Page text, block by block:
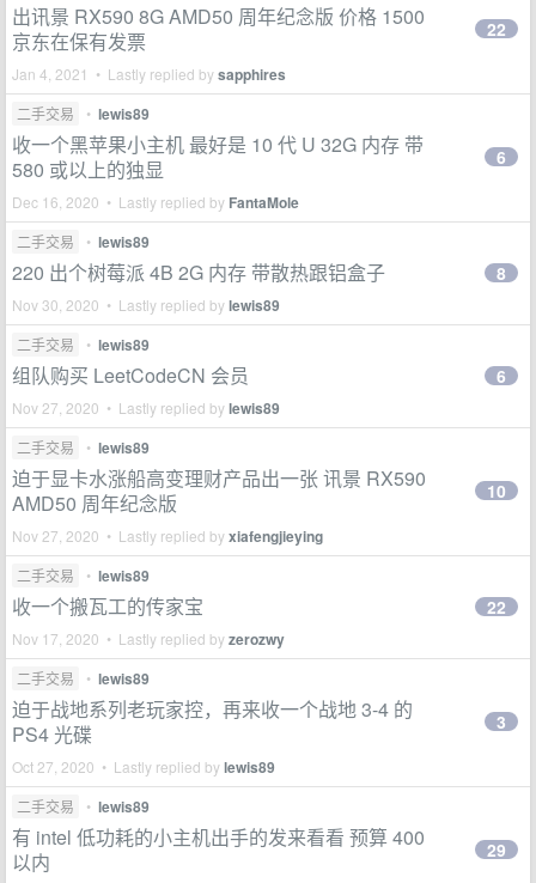
出讯景 RX590 8G AMD50 周年纪念版 价格 1500
京东在保有发票
Jan 4, 2021 • Lastly replied bysapphires
22
二手交易 • lewis89
收一个黑苹果小主机 最好是 10 代 U 32G 内存 带
580 或以上的独显
Dec 16, 2020 • Lastly replied by FantaMole
6
二手交易 • lewis89
220 出个树莓派 4B 2G 内存 带散热跟铝盒子
Nov 30, 2020 • Lastly replied bylewis89
8
二手交易 • lewis89
组队购买 LeetCodeCN 会员
Nov 27, 2020 • Lastly replied bylewis89
6
二手交易 • lewis89
迫于显卡水涨船高变理财产品出一张 讯景 RX590
AMD50 周年纪念版
Nov 27, 2020 • Lastly replied byxiafengjieying
10
二手交易 • lewis89
收一个搬瓦工的传家宝
Nov 17, 2020 • Lastly replied byzerozwy
22
二手交易 • lewis89
迫于战地系列老玩家控，再来收一个战地 3-4 的
PS4 光碟
Oct 27, 2020 • Lastly replied bylewis89
3
二手交易 • lewis89
有 intel 低功耗的小主机出手的发来看看 预算 400
以内
29